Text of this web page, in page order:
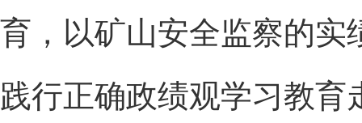
育，以矿山安全监察的实
践行正确政绩观学习教育